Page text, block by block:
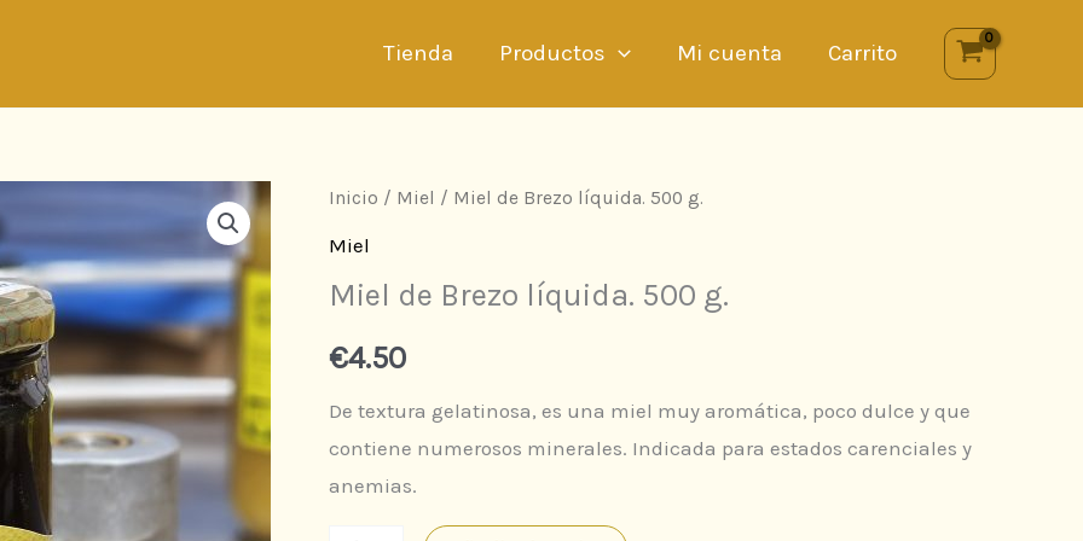
Tienda Productos Mi cuenta Carrito
Inicio / Miel / Miel de Brezo líquida. 500 g.
Miel
Miel de Brezo líquida. 500 g.
€4.50
De textura gelatinosa, es una miel muy aromática, poco dulce y que
contiene numerosos minerales. Indicada para estados carenciales y
anemias.